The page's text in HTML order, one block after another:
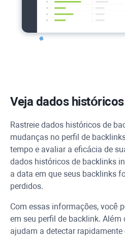
Veja dados
Rastreie dados históricos de
mudanças no perfil de
tempo e avaliar a eficácia de
dados históricos de backlinks
a data em que seus backlinks
perdidos.
Com essas informações, você
em seu perfil de backlink.
ajudam a detectar